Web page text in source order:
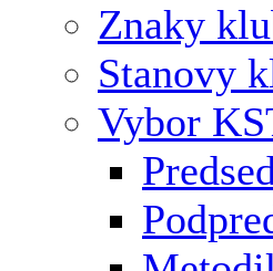
Znaky
Stanovy
Vybor